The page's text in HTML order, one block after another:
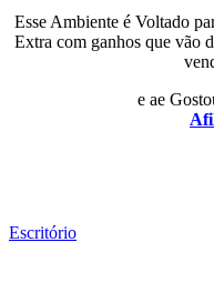
Esse Ambiente é Voltado
Extra com ganhos que vão
e ae
Escritório